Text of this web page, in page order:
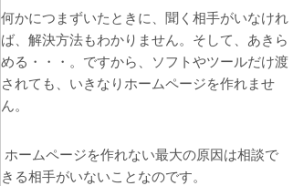
何かにつまずいたときに、聞く相手がいなけれ
ば、解決方法もわかりません。そして、あきら
める・・・。ですから、ソフトやツールだけ渡
されても、いきなりホームページを作れませ
ん。
ホームページを作れない最大の原因は相談で
きる相手がいないことなのです。